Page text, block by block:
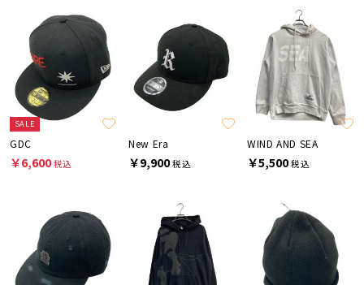
SALE
GDC
￥6,600税込
New Era
￥9,900税込
WIND AND SEA
￥5,500税込